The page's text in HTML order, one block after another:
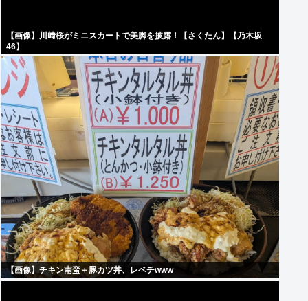
【画像】川﨑桜がミニスカートで美脚を披露！【さくたん】【乃木坂
46】
【画像】チキン南蛮＋豚カツ丼、レベチwww